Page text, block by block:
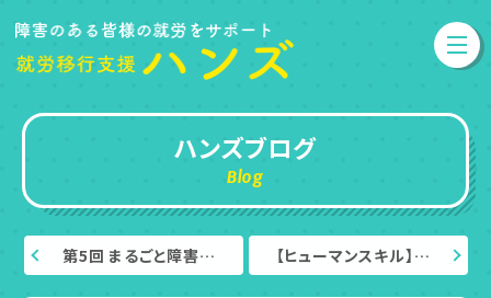
ハンズブログ
Blog
第5回 まるごと障害… 【ヒューマンスキル】…